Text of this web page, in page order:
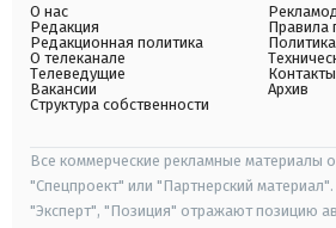
О нас
Редакция
Редакционная политика
О телеканале
Телеведущие
Вакансии
Структура собственности
Правила
Контакты
Архив
Все коммерческие рекламные материалы
"Спецпроект" или "Партнерский
"Эксперт", "Позиция" отражают позицию